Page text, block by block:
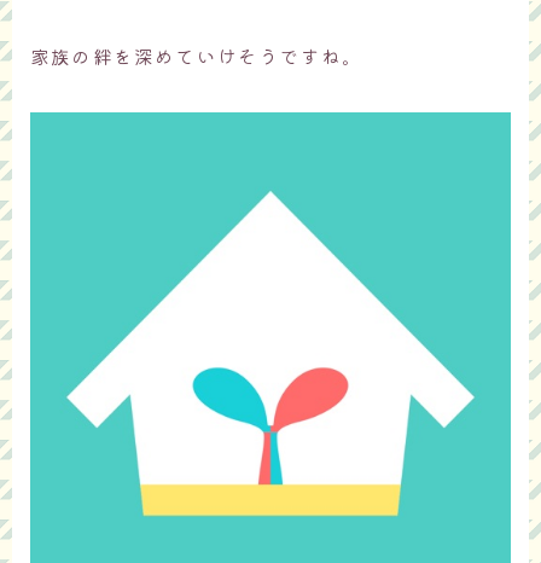
家族の絆を深めていけそうですね。